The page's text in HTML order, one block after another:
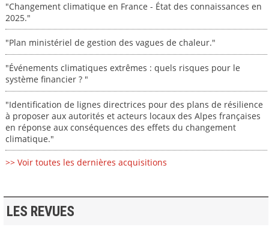
"Changement climatique en France - État des connaissances en
2025."
"Plan ministériel de gestion des vagues de chaleur."
"Événements climatiques extrêmes : quels risques pour le
système financier ? "
"Identification de lignes directrices pour des plans de résilience
à proposer aux autorités et acteurs locaux des Alpes françaises
en réponse aux conséquences des effets du changement
climatique."
>> Voir toutes les dernières acquisitions
LES REVUES